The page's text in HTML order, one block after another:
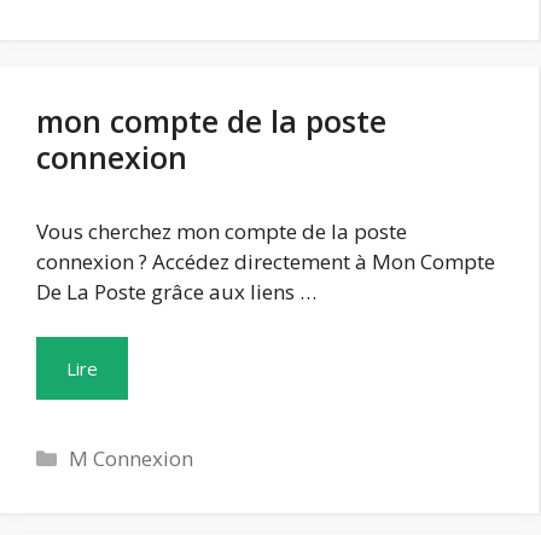
mon compte de la poste
connexion
Vous cherchez mon compte de la poste
connexion ? Accédez directement à Mon Compte
De La Poste grâce aux liens …
Lire
Catégories
M Connexion